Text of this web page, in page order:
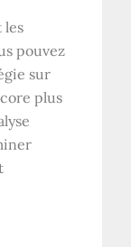
les
pouvez
sur
plus